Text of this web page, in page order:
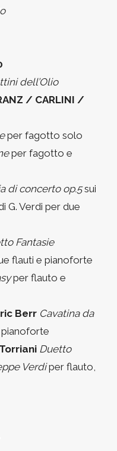
dell’Olio
/ CARLINI /
per fagotto solo
per fagotto e
di concerto op.5sui
G. Verdi per due
Fantasie
flauti e pianoforte
per flauto e
Berr Cavatina da
Duetto
Verdiper flauto,